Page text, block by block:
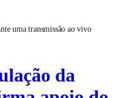
uma transmissão ao vivo
da